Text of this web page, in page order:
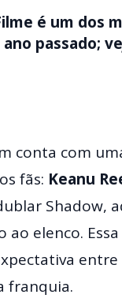
é um dos
passado;
conta com
fãs: Keanu
Shadow,
ao elenco.
entre
franquia.